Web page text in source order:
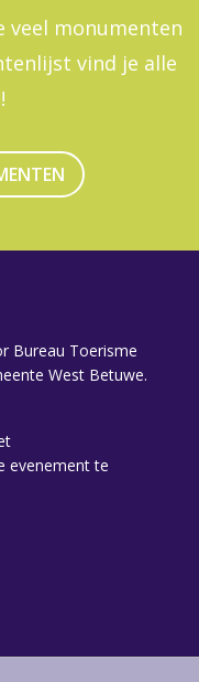
veel monumenten
vind je alle
Bureau Toerisme
West Betuwe.
evenement te